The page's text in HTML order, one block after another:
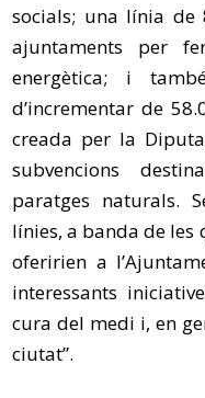
socials; una línia de
ajuntaments per
energètica; i
d’incrementar de
creada per la
subvencions
paratges naturals.
línies, a banda de les
oferirien a
interessants
cura del medi i, en
ciutat”.